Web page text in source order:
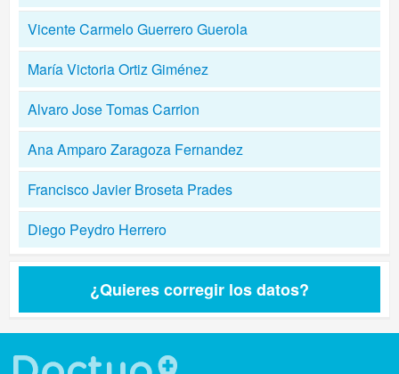
Vicente Carmelo Guerrero Guerola
María Victoria Ortiz Giménez
Alvaro Jose Tomas Carrion
Ana Amparo Zaragoza Fernandez
Francisco Javier Broseta Prades
Diego Peydro Herrero
¿Quieres corregir los datos?